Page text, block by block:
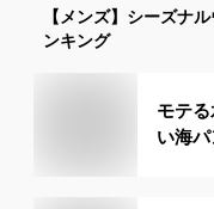
【メンズ】 シーズナ
ンキング
モテ
い海